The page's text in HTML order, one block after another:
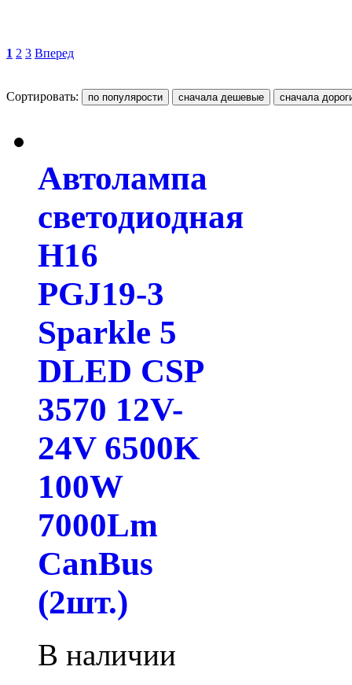
1 2 3 Вперед
Сортировать:
Автолампа
светодиодная
H16
PGJ19-3
Sparkle 5
DLED CSP
3570 12V-
24V 6500K
100W
7000Lm
CanBus
(2шт.)
В наличии